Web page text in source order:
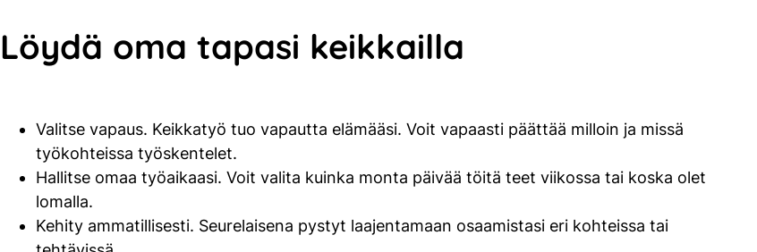
Löydä oma tapasi keikkailla
Valitse vapaus. Keikkatyö tuo vapautta elämääsi. Voit vapaasti päättää milloin ja missä
työkohteissa työskentelet.
Hallitse omaa työaikaasi. Voit valita kuinka monta päivää töitä teet viikossa tai koska olet
lomalla.
Kehity ammatillisesti. Seurelaisena pystyt laajentamaan osaamistasi eri kohteissa tai